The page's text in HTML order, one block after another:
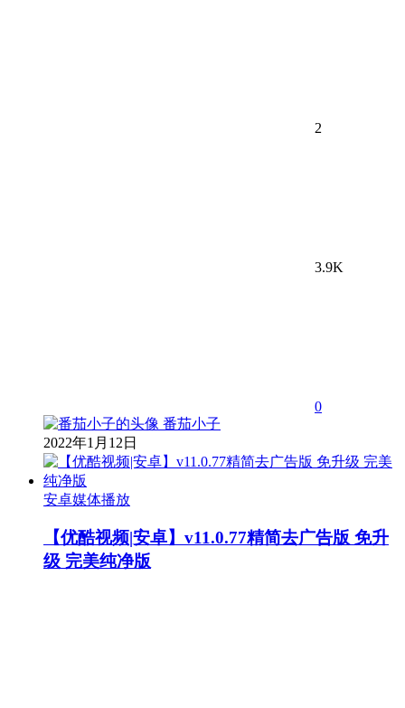
2
3.9K
0
番茄小子
2022年1月12日
安卓媒体播放
【优酷视频|安卓】v11.0.77精简去广告版 免升
级 完美纯净版